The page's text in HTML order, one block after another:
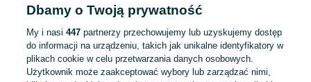
Cudowne, miękkie brązowe fale włosy naturalne peruka
Dbamy o Twoją prywatność
My i nasi447 partnerzy przechowujemy lub uzyskujemy dostęp
do informacji na urządzeniu, takich jak unikalne identyfikatory w
plikach cookie w celu przetwarzania danych osobowych.
Użytkownik może zaakceptować wybory lub zarządzać nimi,